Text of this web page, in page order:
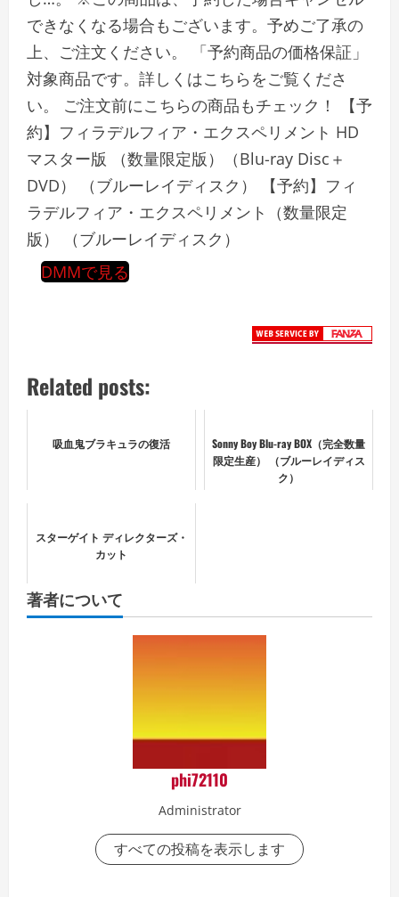
できなくなる場合もございます。予めご了承の
上、ご注文ください。 「予約商品の価格保証」
対象商品です。詳しくはこちらをご覧くださ
い。 ご注文前にこちらの商品もチェック！ 【予
約】フィラデルフィア・エクスペリメント HD
マスター版 （数量限定版）（Blu-ray Disc＋
DVD） （ブルーレイディスク） 【予約】フィ
ラデルフィア・エクスペリメント（数量限定
版） （ブルーレイディスク）
DMMで見る
Related posts:
吸血鬼ブラキュラの復活
Sonny Boy Blu-ray BOX（完全数量
限定生産） （ブルーレイディス
ク）
スターゲイト ディレクターズ・
カット
著者について
phi72110
Administrator
すべての投稿を表示します